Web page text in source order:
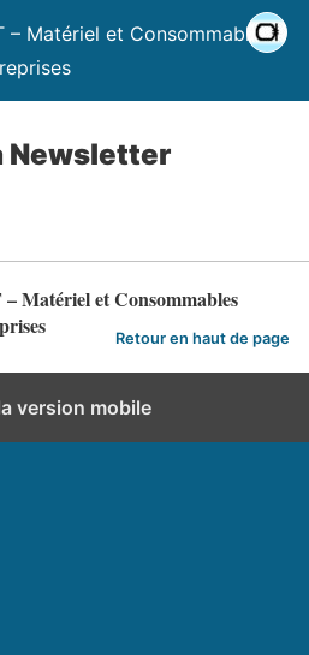
– Matériel et Consommables
Newsletter
Matériel et Consommables
Retour en haut de page
version mobile